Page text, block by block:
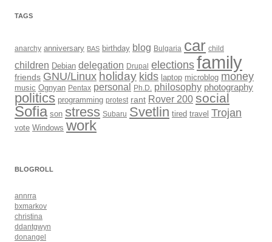
TAGS
anarchy anniversary BAS birthday blog Bulgaria car child
children Debian delegation Drupal elections family
friends GNU/Linux holiday kids laptop microblog money
music Ognyan Pentax personal Ph.D. philosophy photography
politics programming protest rant Rover 200 social
Sofia son stress Subaru Svetlin tired travel Trojan
vote Windows work
BLOGROLL
annrra
bxmarkov
christina
ddantgwyn
donangel